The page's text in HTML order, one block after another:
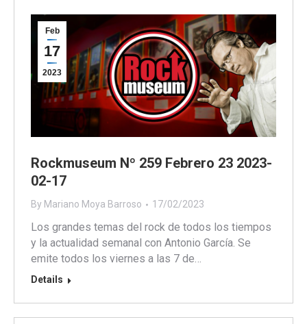
Feb
17
2023
Rockmuseum Nº 259 Febrero 23 2023-
02-17
By Mariano Moya Barroso 17/02/2023
Los grandes temas del rock de todos los tiempos
y la actualidad semanal con Antonio García. Se
emite todos los viernes a las 7 de…
Details